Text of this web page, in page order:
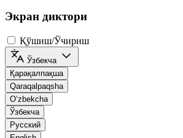
Экран диктори
Қўшиш/Ўчириш
Ўзбекча
Қарақалпақша
Qaraqalpaqsha
O‘zbekcha
Ўзбекча
Русский